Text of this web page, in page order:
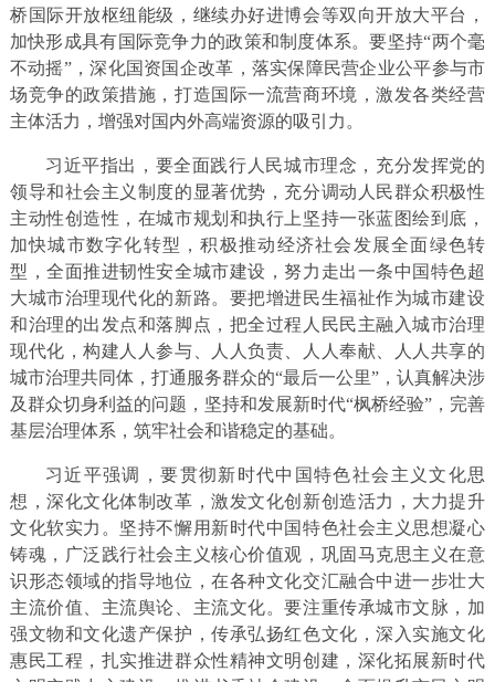
桥国际开放枢纽能级，继续办好进博会等双向开放大平台，
加快形成具有国际竞争力的政策和制度体系。要坚持“两个毫
不动摇”，深化国资国企改革，落实保障民营企业公平参与市
场竞争的政策措施，打造国际一流营商环境，激发各类经营
主体活力，增强对国内外高端资源的吸引力。
习近平指出，要全面践行人民城市理念，充分发挥党的
领导和社会主义制度的显著优势，充分调动人民群众积极性
主动性创造性，在城市规划和执行上坚持一张蓝图绘到底，
加快城市数字化转型，积极推动经济社会发展全面绿色转
型，全面推进韧性安全城市建设，努力走出一条中国特色超
大城市治理现代化的新路。要把增进民生福祉作为城市建设
和治理的出发点和落脚点，把全过程人民民主融入城市治理
现代化，构建人人参与、人人负责、人人奉献、人人共享的
城市治理共同体，打通服务群众的“最后一公里”，认真解决涉
及群众切身利益的问题，坚持和发展新时代“枫桥经验”，完善
基层治理体系，筑牢社会和谐稳定的基础。
习近平强调，要贯彻新时代中国特色社会主义文化思
想，深化文化体制改革，激发文化创新创造活力，大力提升
文化软实力。坚持不懈用新时代中国特色社会主义思想凝心
铸魂，广泛践行社会主义核心价值观，巩固马克思主义在意
识形态领域的指导地位，在各种文化交汇融合中进一步壮大
主流价值、主流舆论、主流文化。要注重传承城市文脉，加
强文物和文化遗产保护，传承弘扬红色文化，深入实施文化
惠民工程，扎实推进群众性精神文明创建，深化拓展新时代